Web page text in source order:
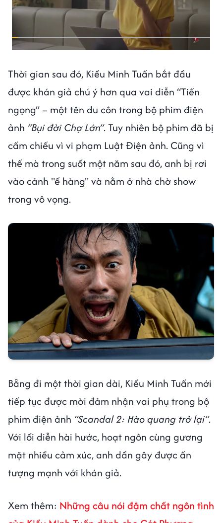
Thời gian sau đó, Kiều Minh Tuấn bắt đầu
được khán giả chú ý hơn qua vai diễn “Tiến
ngọng” – một tên du côn trong bộ phim điện
ảnh “Bụi đời Chợ Lớn”. Tuy nhiên bộ phim đã bị
cấm chiếu vì vi phạm Luật Điện ảnh. Cũng vì
thế mà trong suốt một năm sau đó, anh bị rơi
vào cảnh "ế hàng" và nằm ở nhà chờ show
trong vô vọng.
Bẵng đi một thời gian dài, Kiều Minh Tuấn mới
tiếp tục được mời đảm nhận vai phụ trong bộ
phim điện ảnh “Scandal 2: Hào quang trở lại”.
Với lối diễn hài hước, hoạt ngôn cùng gương
mặt nhiều cảm xúc, anh dần gây được ấn
tượng mạnh với khán giả.
Xem thêm: Những câu nói đậm chất ngôn tình